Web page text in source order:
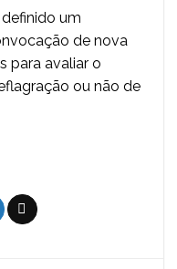
um
de nova
para avaliar o
ou não de